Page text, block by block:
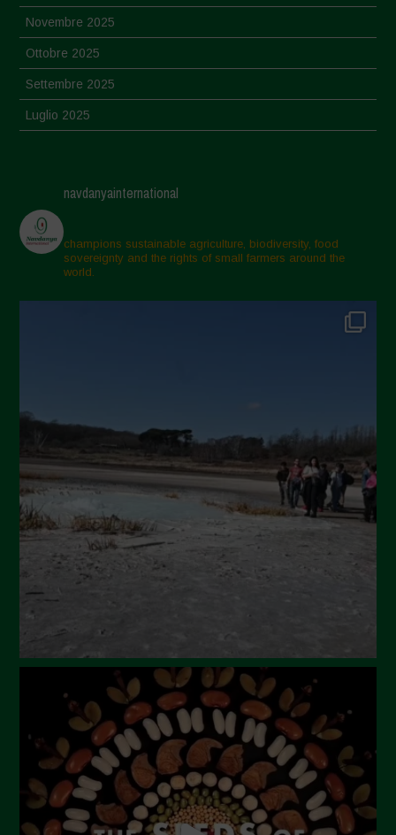
Novembre 2025
Ottobre 2025
Settembre 2025
Luglio 2025
Aprile 2025
Marzo 2025
Febbraio 2025
Gennaio 2025
Settembre 2024
Luglio 2024
Maggio 2024
Aprile 2024
Marzo 2024
Febbraio 2024
Ottobre 2023
Settembre 2023
Agosto 2023
Luglio 2023
Giugno 2023
navdanyainternational
champions sustainable agriculture, biodiversity, food
sovereignty and the rights of small farmers around the
world.